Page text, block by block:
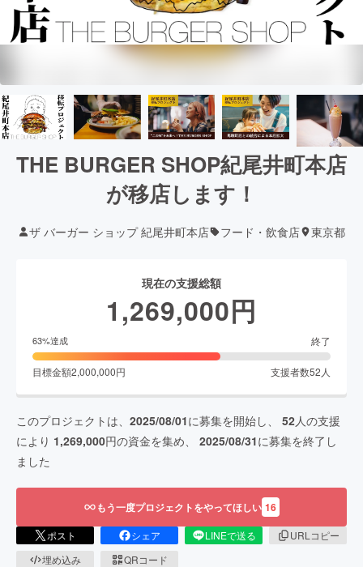
THE BURGER SHOP紀尾井町本店
が移店します！
ザ バーガー ショップ 紀尾井町本店 フード・飲食店 東京都
現在の支援総額
1,269,000円
63%達成 終了
目標金額2,000,000円 支援者数52 人
このプロジェクトは、 2025/08/01に募集を開始し、 52人の支援
により 1,269,000円の資金を集め、 2025/08/31に募集を終了し
ました
もう一度プロジェクトをやってほしい 16
ポスト シェア LINEで送る
URLコピー
埋め込み
QRコード